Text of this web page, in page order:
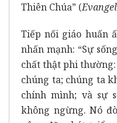
Thiên Chúa” (
Tiếp nối giáo huấn
nhấn mạnh: “Sự
chất thật phi
chúng ta; chúng ta
chính mình; và sự
không ngừng. Nó